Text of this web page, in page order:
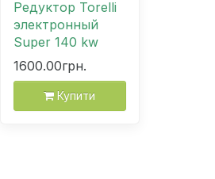
Редуктор Torelli
электронный
Super 140 kw
1600.00грн.
Купити